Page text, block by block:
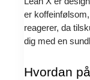
er
reagerer, da
dig med en
Hvordan